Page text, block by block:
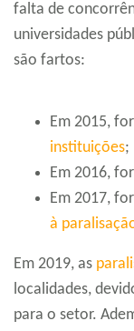
falta de
universidades
são fartos:
Em 2015,
instituições;
Em 2016,
Em 2017,
à
Em 2019, as
localidades,
para o setor.